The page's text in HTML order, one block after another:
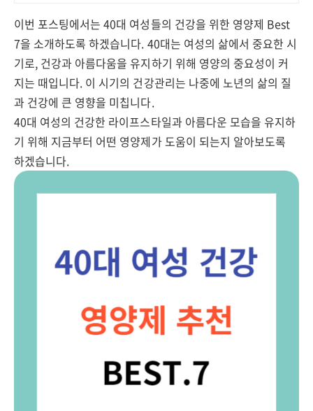
이번 포스팅에서는 40대 여성들의 건강을 위한 영양제 Best
7을 소개하도록 하겠습니다. 40대는 여성의 삶에서 중요한 시
기로, 건강과 아름다움을 유지하기 위해 영양의 중요성이 커
지는 때입니다. 이 시기의 건강관리는 나중에 노년의 삶의 질
과 건강에 큰 영향을 미칩니다.
40대 여성의 건강한 라이프스타일과 아름다운 모습을 유지하
기 위해 지금부터 어떤 영양제가 도움이 되는지 알아보도록
하겠습니다.